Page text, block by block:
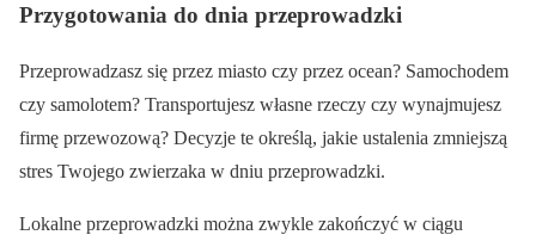
Przygotowania do dnia przeprowadzki
Przeprowadzasz się przez miasto czy przez ocean? Samochodem
czy samolotem? Transportujesz własne rzeczy czy wynajmujesz
firmę przewozową? Decyzje te określą, jakie ustalenia zmniejszą
stres Twojego zwierzaka w dniu przeprowadzki.
Lokalne przeprowadzki można zwykle zakończyć w ciągu